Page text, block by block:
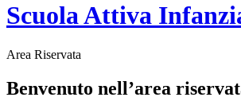
Scuola Attiva
Area Riservata
Benvenuto nell’area